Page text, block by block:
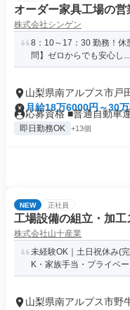
オーダー家具工場の営
株式会社シンゲン
8：10～17：30 勤務！休
問】ゼロからでも安心し...
山梨県南アルプス市戸
月給18万6000円～30
応募資格 ■普通自動車
即日勤務OK +13個
NEW 正社員
工場設備の組立・加工
株式会社山十産業
未経験OK｜土日祝休み(
K・家族手当・プライベ
山梨県南アルプス市野